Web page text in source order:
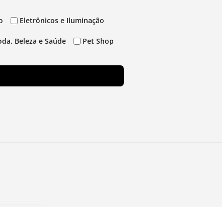
Eletrônicos e Iluminação
Beleza e Saúde Pet Shop